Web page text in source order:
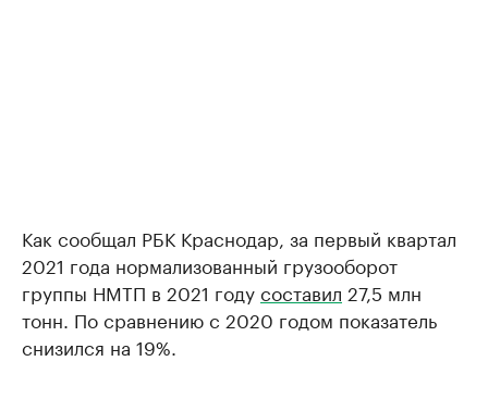
Как сообщал РБК Краснодар, за первый квартал
2021 года нормализованный грузооборот
группы НМТП в 2021 годусоставил 27,5 млн
тонн. По сравнению с 2020 годом показатель
снизился на 19%.